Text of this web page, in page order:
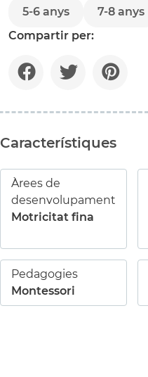
5-6 anys 7-8 anys
Compartir per:
Característiques
Àrees de
desenvolupament
Motricitat fina
Pedagogies
Montessori